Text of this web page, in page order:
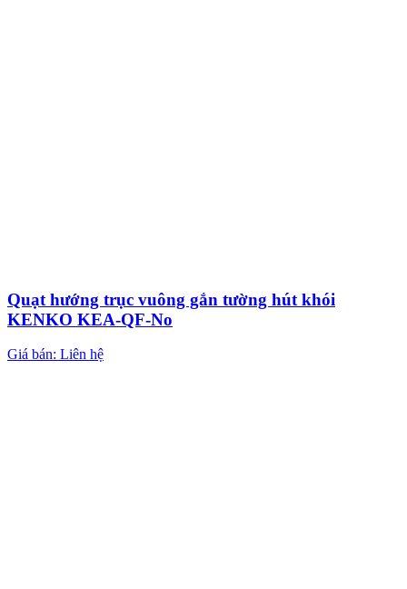
Quạt hướng trục vuông gắn tường hút khói
KENKO KEA-QF-No
Giá bán: Liên hệ